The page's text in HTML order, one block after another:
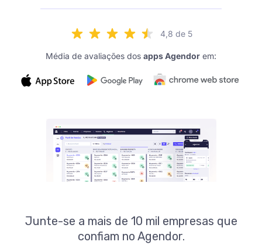
4,8 de 5
Média de avaliações dos apps Agendor em:
Junte-se a mais de 10 mil empresas que
confiam no Agendor.